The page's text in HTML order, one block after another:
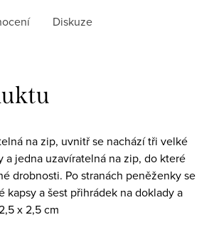
Diskuze
na zip, uvnitř se nachází tři velké
a jedna uzavíratelná na zip, do které
drobnosti. Po stranách peněženky se
kapsy a šest přihrádek na doklady a
x 2,5 cm